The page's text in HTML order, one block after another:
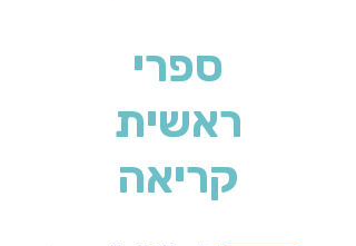
ספרי
ראשית
קריאה